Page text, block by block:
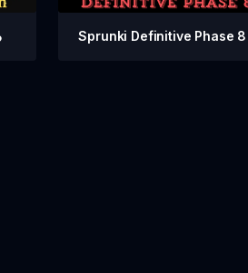
Sprunki Definitive Phase 8